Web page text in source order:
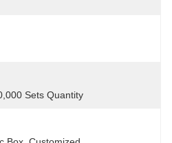
Sets Quantity